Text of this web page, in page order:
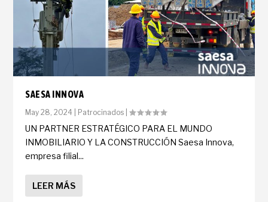
SAESA INNOVA
May 28, 2024 Patrocinados |
UN PARTNER ESTRATÉGICO PARA EL MUNDO
INMOBILIARIO Y LA CONSTRUCCIÓN Saesa Innova,
empresa filial...
LEER MÁS